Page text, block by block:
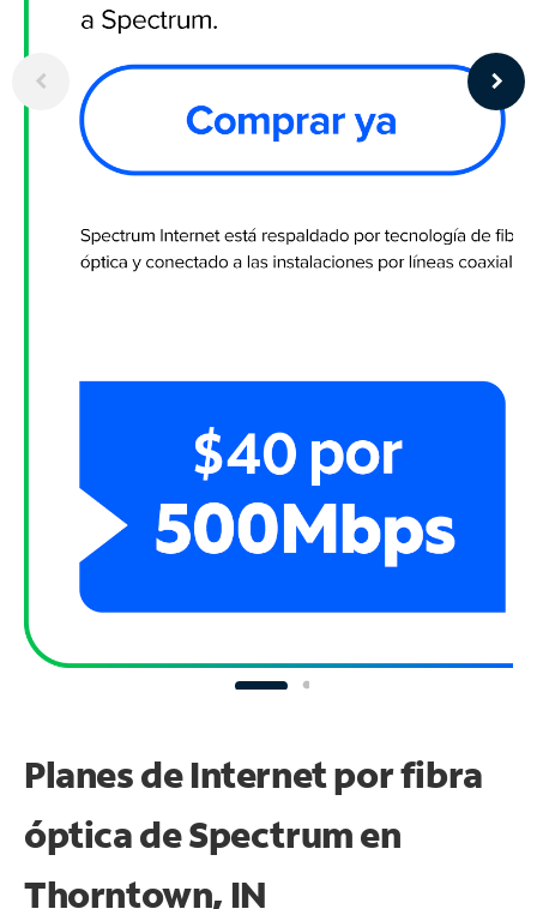
Planes de Internet por fibra
óptica de Spectrum en
Thorntown, IN